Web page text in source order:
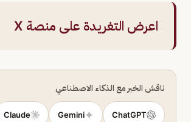
اعرض التغريدة على منصة X
ناقش الخبر مع الذكاء الاصطناعي
ChatGPT
Gemini
Claude